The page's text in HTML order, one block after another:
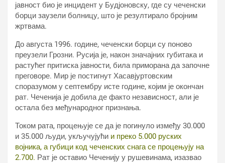
јавност био је инцидент у Будјоновску, где су чеченски
борци заузели болницу, што је резултирало бројним
жртвама.
До августа 1996. године, чеченски борци су поново
преузели Грозни. Русија је, након значајних губитака и
растућег притиска јавности, била приморана да започне
преговоре. Мир је постигнут Хасавјуртовским
споразумом у септембру исте године, којим је окончан
рат. Чеченија је добила де факто независност, али је
остала без међународног признања.
Током рата, процењује се да је погинуло између 30.000
и 35.000 људи, укључујући и преко 5.000 руских
војника, а губици код чеченских снага се процењују на
2.700. Рат је оставио Чеченију у рушевинама, изазвао